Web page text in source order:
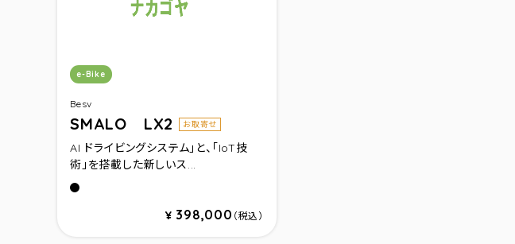
Besv
SMALO LX2 お取寄せ
カテゴリ：
e-Bike
AI ドライビングシステム」と、「IoT技
術」を搭載した新しいス...
ミッドナイトブラック
¥ 398,000 （税込）